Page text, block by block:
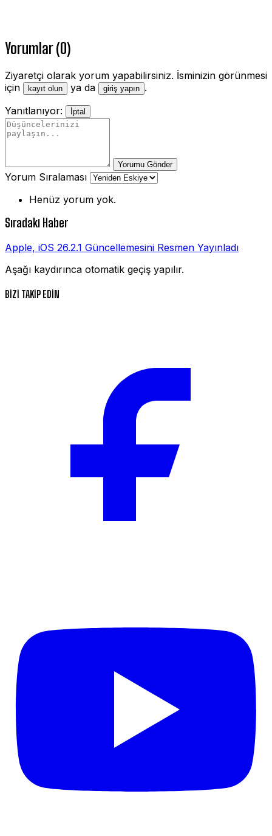
Yorumlar (0)
Ziyaretçi olarak yorum yapabilirsiniz. İsminizin görünmesi
için
kayıt olun ya da giriş yapın .
Yanıtlanıyor:
İptal
Yorumu Gönder
Yorum Sıralaması
Henüz yorum yok.
Sıradaki Haber
Apple, iOS 26.2.1 Güncellemesini Resmen Yayınladı
Aşağı kaydırınca otomatik geçiş yapılır.
BİZİ TAKİP EDİN